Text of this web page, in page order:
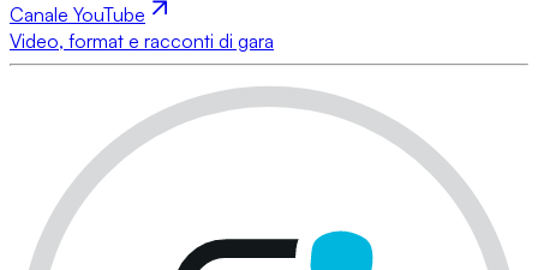
Canale YouTube
Video, format e racconti di gara